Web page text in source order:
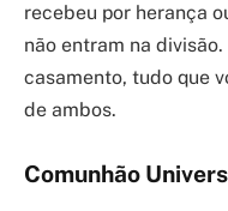
recebeu por herança
não entram na
casamento, tudo que
de ambos.
Comunhão